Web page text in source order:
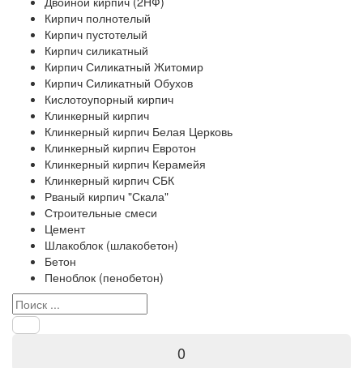
Кирпич полнотелый
Кирпич пустотелый
Кирпич силикатный
Кирпич Силикатный Житомир
Кирпич Силикатный Обухов
Кислотоупорный кирпич
Клинкерный кирпич
Клинкерный кирпич Белая Церковь
Клинкерный кирпич Евротон
Клинкерный кирпич Керамейя
Клинкерный кирпич СБК
Рваный кирпич "Скала"
Строительные смеси
Цемент
Шлакоблок (шлакобетон)
Бетон
Пеноблок (пенобетон)
0